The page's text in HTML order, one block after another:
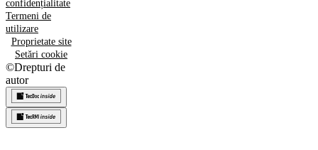
confidențialitate
Termeni de
utilizare
Proprietate site
Setări cookie
©Drepturi de
autor